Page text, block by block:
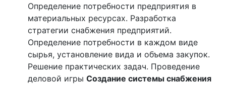
Определение потребности предприятия в
материальных ресурсах. Разработка
стратегии снабжения предприятий.
Определение потребности в каждом виде
сырья, установление вида и объема закупок.
Решение практических задач. Проведение
деловой игры Создание системы снабжения